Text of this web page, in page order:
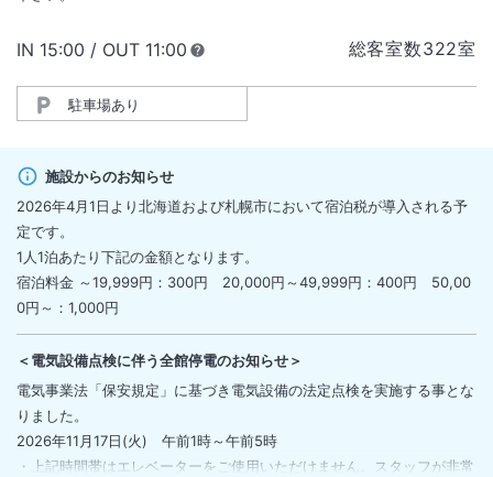
総客室数322室
IN チェックイン
15:00 / OUT チェックアウト
11:00
駐車場あり
施設からのお知らせ
2026年4月1日より北海道および札幌市において宿泊税が導入される予
定です。
1人1泊あたり下記の金額となります。
宿泊料金 ～19,999円：300円 20,000円～49,999円：400円 50,00
0円～：1,000円
＜電気設備点検に伴う全館停電のお知らせ＞
電気事業法「保安規定」に基づき電気設備の法定点検を実施する事とな
りました。
2026年11月17日(火) 午前1時～午前5時
・上記時間帯はエレベーターをご使用いただけません。スタッフが非常